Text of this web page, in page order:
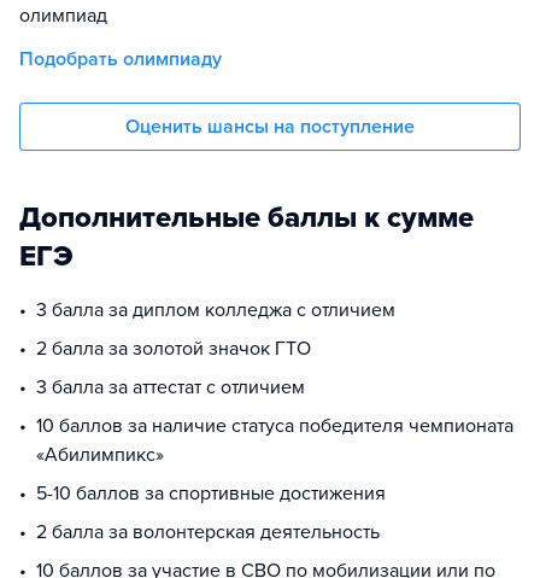
олимпиад
Подобрать олимпиаду
Оценить шансы на поступление
Дополнительные баллы к сумме
ЕГЭ
3 балла за диплом колледжа с отличием
2 балла за золотой значок ГТО
3 балла за аттестат с отличием
10 баллов за наличие статуса победителя чемпионата
«Абилимпикс»
5-10 баллов за спортивные достижения
2 балла за волонтерская деятельность
10 баллов за участие в СВО по мобилизации или по